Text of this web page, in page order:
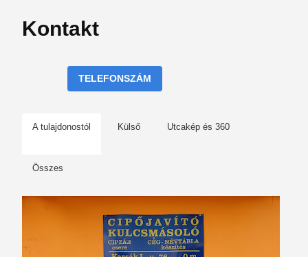
Kontakt
TELEFONSZÁM
A tulajdonostól Külső Utcakép és 360
Összes